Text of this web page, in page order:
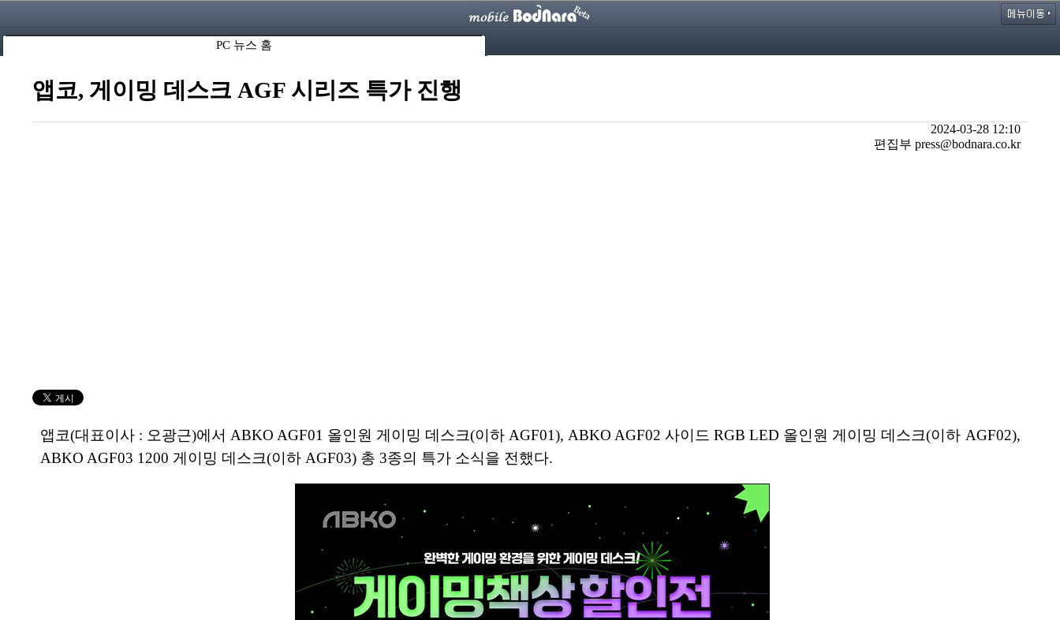
PC 뉴스 홈
앱코, 게이밍 데스크 AGF 시리즈 특가 진행
2024-03-28 12:10
편집부 press@bodnara.co.kr
앱코(대표이사 : 오광근)에서 ABKO AGF01 올인원 게이밍 데스크(이하 AGF01), ABKO AGF02 사이드 RGB LED 올인원 게이밍 데스크(이하 AGF02),
ABKO AGF03 1200 게이밍 데스크(이하 AGF03) 총 3종의 특가 소식을 전했다.